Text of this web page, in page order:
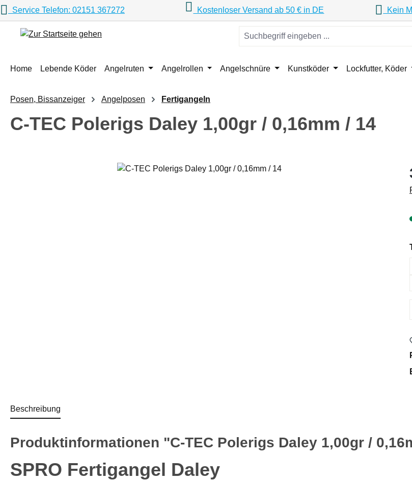
Hauptinhalt springen
Zur Suche springen
Zur Hauptnavigation springen
Service Telefon: 02151 367272 Kostenloser Versand ab 50 € in DE Kein
Home Lebende Köder Angelruten Angelrollen Angelschnüre Kunstköder Lockfutter, Köder
Posen, Bissanzeiger Angelposen Fertigangeln
C-TEC Polerigs Daley 1,00gr / 0,16mm / 14
Beschreibung
Produktinformationen "C-TEC Polerigs Daley 1,00gr /
SPRO Fertigangel Daley